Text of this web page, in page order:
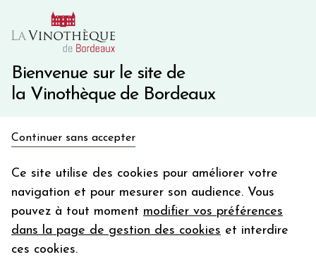
Bienvenue sur le site de
la Vinothèque de Bordeaux
Continuer sans accepter
Ce site utilise des cookies pour améliorer votre
navigation et pour mesurer son audience. Vous
pouvez à tout moment modifier vos préférences
dans la page de gestion des cookies et interdire
ces cookies.
10€ de remise immédiate sur votre première commande
Une question ?
en bon d'achat
Votre
email
En m’abonnant, j’accepte de recevoir la newsletter de la